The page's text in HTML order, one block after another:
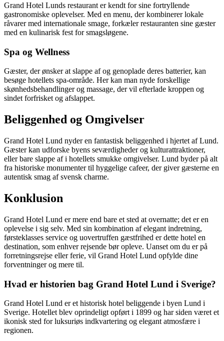
Grand Hotel Lunds restaurant er kendt for sine fortryllende
gastronomiske oplevelser. Med en menu, der kombinerer lokale
råvarer med internationale smage, forkæler restauranten sine gæster
med en kulinarisk fest for smagsløgene.
Spa og Wellness
Gæster, der ønsker at slappe af og genoplade deres batterier, kan
besøge hotellets spa-område. Her kan man nyde forskellige
skønhedsbehandlinger og massage, der vil efterlade kroppen og
sindet forfrisket og afslappet.
Beliggenhed og Omgivelser
Grand Hotel Lund nyder en fantastisk beliggenhed i hjertet af Lund.
Gæster kan udforske byens seværdigheder og kulturattraktioner,
eller bare slappe af i hotellets smukke omgivelser. Lund byder på alt
fra historiske monumenter til hyggelige cafeer, der giver gæsterne en
autentisk smag af svensk charme.
Konklusion
Grand Hotel Lund er mere end bare et sted at overnatte; det er en
oplevelse i sig selv. Med sin kombination af elegant indretning,
førsteklasses service og uovertruffen gæstfrihed er dette hotel en
destination, som enhver rejsende bør opleve. Uanset om du er på
forretningsrejse eller ferie, vil Grand Hotel Lund opfylde dine
forventninger og mere til.
Hvad er historien bag Grand Hotel Lund i Sverige?
Grand Hotel Lund er et historisk hotel beliggende i byen Lund i
Sverige. Hotellet blev oprindeligt opført i 1899 og har siden været et
ikonisk sted for luksuriøs indkvartering og elegant atmosfære i
regionen.